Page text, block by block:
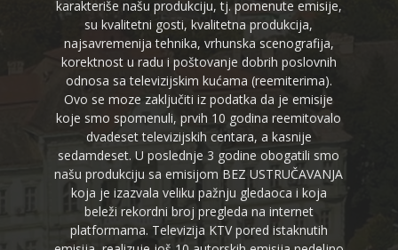
karakteriše našu produkciju, tj. pomenute emisije,
su kvalitetni gosti, kvalitetna produkcija,
najsavremenija tehnika, vrhunska scenografija,
korektnost u radu i poštovanje dobrih poslovnih
odnosa sa televizijskim kućama (reemiterima).
Ovo se moze zaključiti iz podatka da je emisije
koje smo spomenuli, prvih 10 godina reemitovalo
dvadeset televizijskih centara, a kasnije
sedamdeset. U poslednje 3 godine obogatili smo
našu produkciju sa emisijom BEZ USTRUČAVANJA
koja je izazvala veliku pažnju gledaoca i koja
beleži rekordni broj pregleda na internet
platformama. Televizija KTV pored istaknutih